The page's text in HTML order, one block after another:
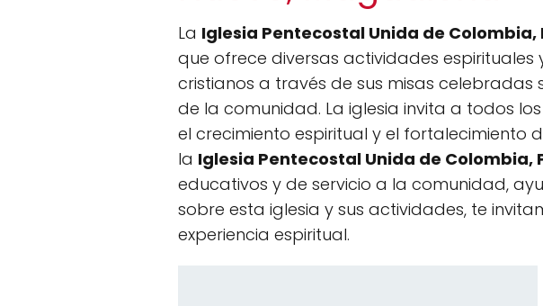
La Iglesia Pentecostal Unida de
que ofrece diversas actividades
cristianos a través de sus misas
de la comunidad. La iglesia invita a todos
el crecimiento espiritual y el
la Iglesia Pentecostal Unida de Colombia,
educativos y de servicio a la comunidad,
sobre esta iglesia y sus actividades, te
experiencia espiritual.